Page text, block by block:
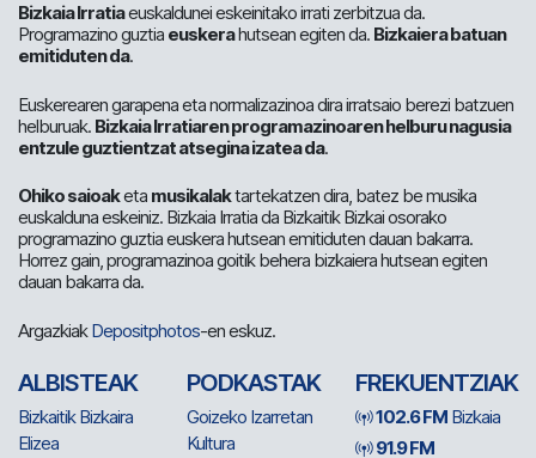
Bizkaia Irratiaeuskaldunei eskeinitako irrati zerbitzua da.
Programazino guztia euskerahutsean egiten da. Bizkaiera batuan
emitiduten da.
Euskerearen garapena eta normalizazinoa dira irratsaio berezi batzuen
helburuak. Bizkaia Irratiaren programazinoaren helburu nagusia
entzule guztientzat atsegina izatea da.
Ohiko saioaketa musikalaktartekatzen dira, batez be musika
euskalduna eskeiniz. Bizkaia Irratia da Bizkaitik Bizkai osorako
programazino guztia euskera hutsean emitiduten dauan bakarra.
Horrez gain, programazinoa goitik behera bizkaiera hutsean egiten
dauan bakarra da.
ArgazkiakDepositphotos-en eskuz.
ALBISTEAK
Bizkaitik Bizkaira
Elizea
PODKASTAK
Goizeko Izarretan
Kultura
FREKUENTZIAK
102.6 FM Bizkaia
91.9 FM